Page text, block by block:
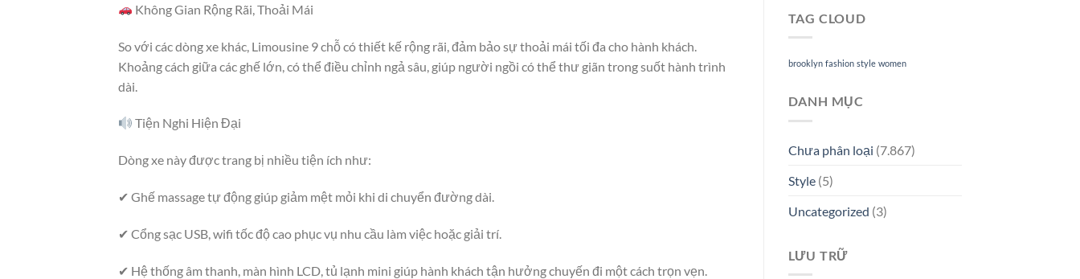
Không Gian Rộng Rãi, Thoải Mái
So với các dòng xe khác, Limousine 9 chỗ có thiết kế rộng rãi, đảm bảo sự thoải mái tối đa cho hành khách.
Khoảng cách giữa các ghế lớn, có thể điều chỉnh ngả sâu, giúp người ngồi có thể thư giãn trong suốt hành trình
dài.
Tiện Nghi Hiện Đại
Dòng xe này được trang bị nhiều tiện ích như:
✔ Ghế massage tự động giúp giảm mệt mỏi khi di chuyển đường dài.
✔ Cổng sạc USB, wifi tốc độ cao phục vụ nhu cầu làm việc hoặc giải trí.
✔ Hệ thống âm thanh, màn hình LCD, tủ lạnh mini giúp hành khách tận hưởng chuyến đi một cách trọn vẹn.
TAG CLOUD
brooklyn fashion style women
DANH MỤC
Chưa phân loại (7.867)
Style(5)
Uncategorized (3)
LƯU TRỮ